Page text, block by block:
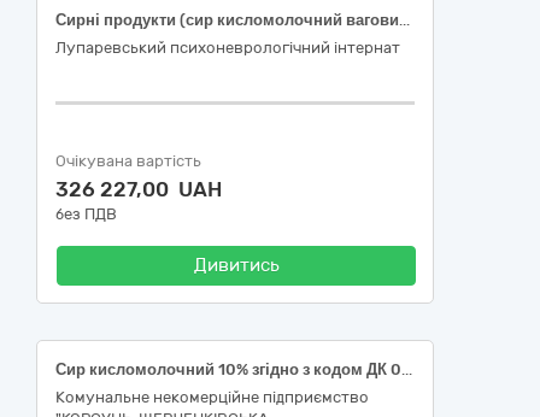
Сирні продукти (сир кисломолочний ваговий 9%; сир твердий ваговий 50%)
Лупаревський психоневрологічний інтернат
Очікувана вартість
326 227,00 UAH
без ПДВ
Дивитись
Сир кисломолочний 10% згідно з кодом ДК 021:2015 «Єдиний закупівельний словник»-15540000-5 Сирні продукти
Комунальне некомерційне підприємство